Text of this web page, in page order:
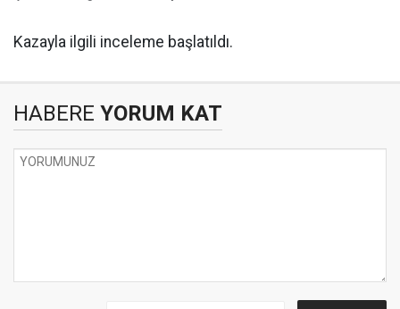
Kazayla ilgili inceleme başlatıldı.
HABERE YORUM KAT